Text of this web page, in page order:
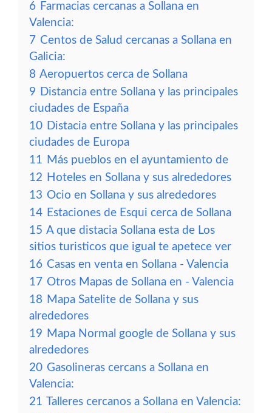
6 Farmacias cercanas a Sollana en
Valencia:
7 Centos de Salud cercanas a Sollana en
Galicia:
8 Aeropuertos cerca de Sollana
9 Distancia entre Sollana y las principales
ciudades de España
10 Distacia entre Sollana y las principales
ciudades de Europa
11 Más pueblos en el ayuntamiento de
12 Hoteles en Sollana y sus alrededores
13 Ocio en Sollana y sus alrededores
14 Estaciones de Esqui cerca de Sollana
15 A que distacia Sollana esta de Los
sitios turisticos que igual te apetece ver
16 Casas en venta en Sollana - Valencia
17 Otros Mapas de Sollana en - Valencia
18 Mapa Satelite de Sollana y sus
alrededores
19 Mapa Normal google de Sollana y sus
alrededores
20 Gasolineras cercans a Sollana en
Valencia:
21 Talleres cercanos a Sollana en Valencia: